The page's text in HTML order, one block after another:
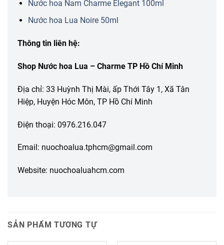
Nước hoa Nam Charme Elegant 100ml
Nước hoa Lua Noire 50ml
Thông tin liên hệ:
Shop Nước hoa Lua – Charme TP Hồ Chí Minh
Địa chỉ: 33 Huỳnh Thị Mài, ấp Thới Tây 1, Xã Tân
Hiệp, Huyện Hóc Môn, TP Hồ Chí Minh
Điện thoại: 0976.216.047
Email: nuochoalua.tphcm@gmail.com
Website: nuochoaluahcm.com
SẢN PHẨM TƯƠNG TỰ